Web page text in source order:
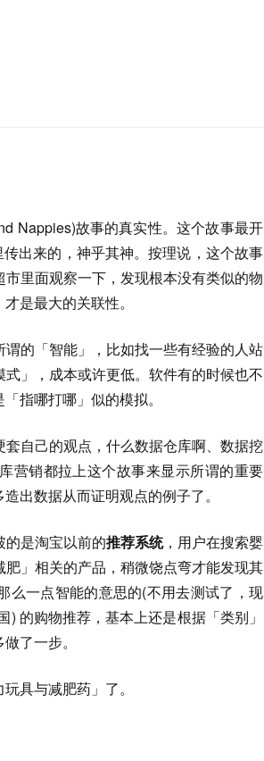
Nappies)故事的真实性。这个故事最开
出来的，神乎其神。按理说，这个故事
里面观察一下，发现根本没有类似的物
是最大的关联性。
的「智能」，比如找一些有经验的人站
」，成本或许更低。软件有的时候也不
指哪打哪」似的模拟。
自己的观点，什么数据仓库啊、数据挖
营销都拉上这个故事来显示所谓的重要
出数据从而证明观点的例子了。
是淘宝以前的推荐系统，用户在搜索婴
」相关的产品，稍微饶点弯才能发现其
么一点智能的意思的(不用去测试了，现
的购物推荐，基本上还是根据「类别」
了一步。
具与减肥药」了。